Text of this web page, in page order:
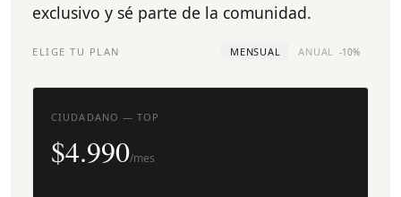
exclusivo y sé parte de la comunidad.
ELIGE TU PLAN MENSUAL ANUAL -10%
CIUDADANO — TOP
$4.990/mes